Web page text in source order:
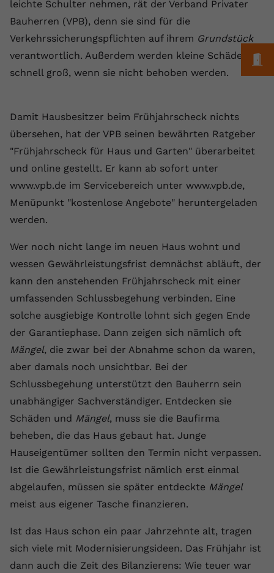
leichte Schulter nehmen, rät der Verband Privater
Bauherren (VPB), denn sie sind für die
Verkehrssicherungspflichten auf ihrem Grundstück
verantwortlich. Außerdem werden kleine Schäden
schnell groß, wenn sie nicht behoben werden.
Damit Hausbesitzer beim Frühjahrscheck nichts
übersehen, hat der VPB seinen bewährten Ratgeber
"Frühjahrscheck für Haus und Garten" überarbeitet
und online gestellt. Er kann ab sofort unter
www.vpb.de im Servicebereich unter www.vpb.de,
Menüpunkt "kostenlose Angebote" heruntergeladen
werden.
Wer noch nicht lange im neuen Haus wohnt und
wessen Gewährleistungsfrist demnächst abläuft, der
kann den anstehenden Frühjahrscheck mit einer
umfassenden Schlussbegehung verbinden. Eine
solche ausgiebige Kontrolle lohnt sich gegen Ende
der Garantiephase. Dann zeigen sich nämlich oft
Mängel, die zwar bei der Abnahme schon da waren,
aber damals noch unsichtbar. Bei der
Schlussbegehung unterstützt den Bauherrn sein
unabhängiger Sachverständiger. Entdecken sie
Schäden und Mängel, muss sie die Baufirma
beheben, die das Haus gebaut hat. Junge
Hauseigentümer sollten den Termin nicht verpassen.
Ist die Gewährleistungsfrist nämlich erst einmal
abgelaufen, müssen sie später entdeckte Mängel
meist aus eigener Tasche finanzieren.
Ist das Haus schon ein paar Jahrzehnte alt, tragen
sich viele mit Modernisierungsideen. Das Frühjahr ist
dann auch die Zeit des Bilanzierens: Wie teuer war
Laufzeit 1 Jahr
Zweck
Dieser Wert speichert Ihre Consent-
Einstellungen. Unter anderem eine
zufällig generierte ID, für die
historische Speicherung Ihrer
Name fe_typo_user
Laufzeit Session
Zweck
Speicherung von
Benutzereinstellungen zu ermöglichen.
Zweck
wiederzuerkennen und statistische
Informationen zur Nutzung der
Website zu erfassen.
Name _gcl au
Laufzeit 90 Tage
Website zuzuordnen.
Cookie-Informationen anzeigen
Externe Inhalte
Wir verwenden auf unserer Website externe Inhalte,
Anbieter vimeo.com
Zweck
Vimeo installiert dieses Cookie, um
Tracking-Informationen zu sammeln,
indem es eine eindeutige ID zum
Einbetten von Videos auf der Website
Name CONSENT
Laufzeit 2 Jahre
Zweck
eingebettete YouTube-Videos und
registriert anonyme statistische Daten.
yt-remote-device-id
Anbieter Youtube.com
Laufzeit
Zweck
YouTube setzt diesen Cookie, um die
Videopräferenzen des Benutzers zu
Videos verwendet.
Name yt.innertube::requests